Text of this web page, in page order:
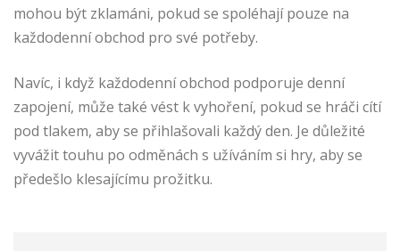
mohou být zklamáni, pokud se spoléhají pouze na
každodenní obchod pro své potřeby.
Navíc, i když každodenní obchod podporuje denní
zapojení, může také vést k vyhoření, pokud se hráči cítí
pod tlakem, aby se přihlašovali každý den. Je důležité
vyvážit touhu po odměnách s užíváním si hry, aby se
předešlo klesajícímu prožitku.